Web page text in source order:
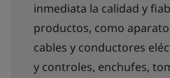
inmediata la calidad y
productos, como
cables y conductores
y controles, enchufes,